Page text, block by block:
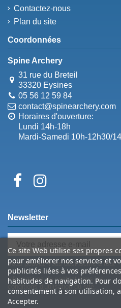
Contactez-nous
Plan du site
Coordonnées
Spine Archery
31 rue du Breteil
33320 Eysines
05 56 12 59 84
contact@spinearchery.com
Horaires d'ouverture:
Lundi 14h-18h
Mardi-Samedi 10h-12h30/
Ce site Web utilise ses propres
pour améliorer nos services et
publicités liées à vos
habitudes de navigation. Pour
consentement à son utilisation,
Accepter.
Newsletter
Vous pouvez vous désinscrire à tout
moment. Vous trouverez pour cela nos
informations de contact dans les
conditions d'utilisation du site.